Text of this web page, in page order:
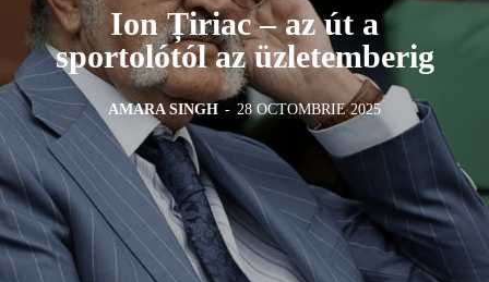
Ion Țiriac – az út a
sportolótól az üzletemberig
AMARA SINGH - 28 OCTOMBRIE 2025